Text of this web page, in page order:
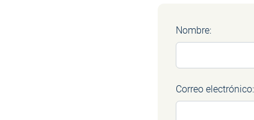
Nombre:
Correo electrónico: